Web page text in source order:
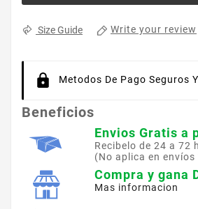
Size Guide Write your review
Metodos De Pago Seguros
Beneficios
Envios Gratis a
Recibelo de 24 a 72
(No aplica en
Compra y gana
Mas informacion